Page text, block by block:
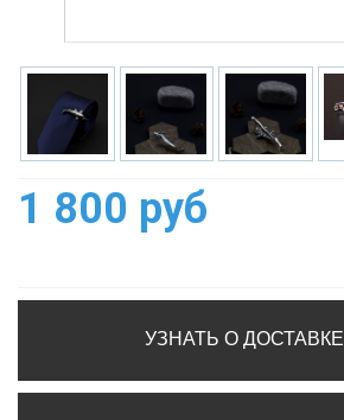
1 800 руб
УЗНАТЬ О ДОСТАВКЕ